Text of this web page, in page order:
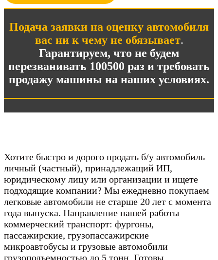
Подача заявки на оценку автомобиля
вас ни к чему не обязывает.
Гарантируем, что не будем
перезванивать 100500 раз и требовать
продажу машины на наших условиях.
Хотите быстро и дорого продать б/у автомобиль
личный (частный), принадлежащий ИП,
юридическому лицу или организации и ищете
подходящие компании? Мы ежедневно покупаем
легковые автомобили не старше 20 лет с момента
года выпуска. Направление нашей работы —
коммерческий транспорт: фургоны,
пассажирские, грузопассажирские
микроавтобусы и грузовые автомобили
грузоподъемностью до 5 тонн. Готовы